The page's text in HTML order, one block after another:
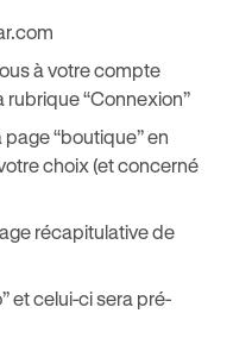
à votre compte
rubrique “Connexion”
“boutique” en
choix (et concerné
récapitulative de
et celui-ci sera pré-